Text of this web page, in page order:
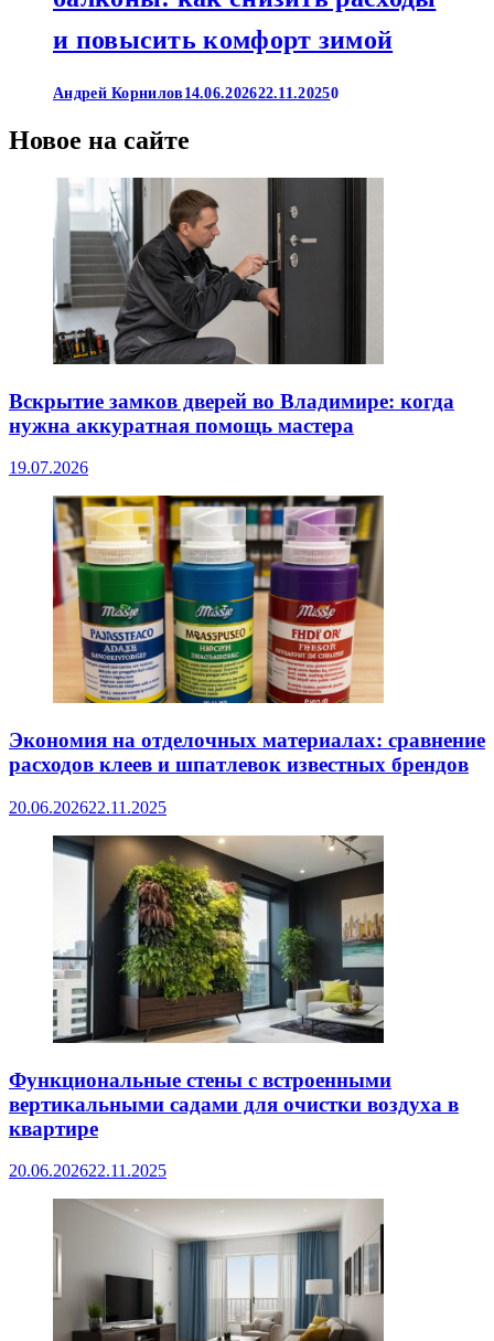
и повысить комфорт зимой
Андрей Корнилов 14.06.202622.11.20250
Новое на сайте
Вскрытие замков дверей во Владимире: когда
нужна аккуратная помощь мастера
19.07.2026
Экономия на отделочных материалах: сравнение
расходов клеев и шпатлевок известных брендов
20.06.202622.11.2025
Функциональные стены с встроенными
вертикальными садами для очистки воздуха в
квартире
20.06.202622.11.2025